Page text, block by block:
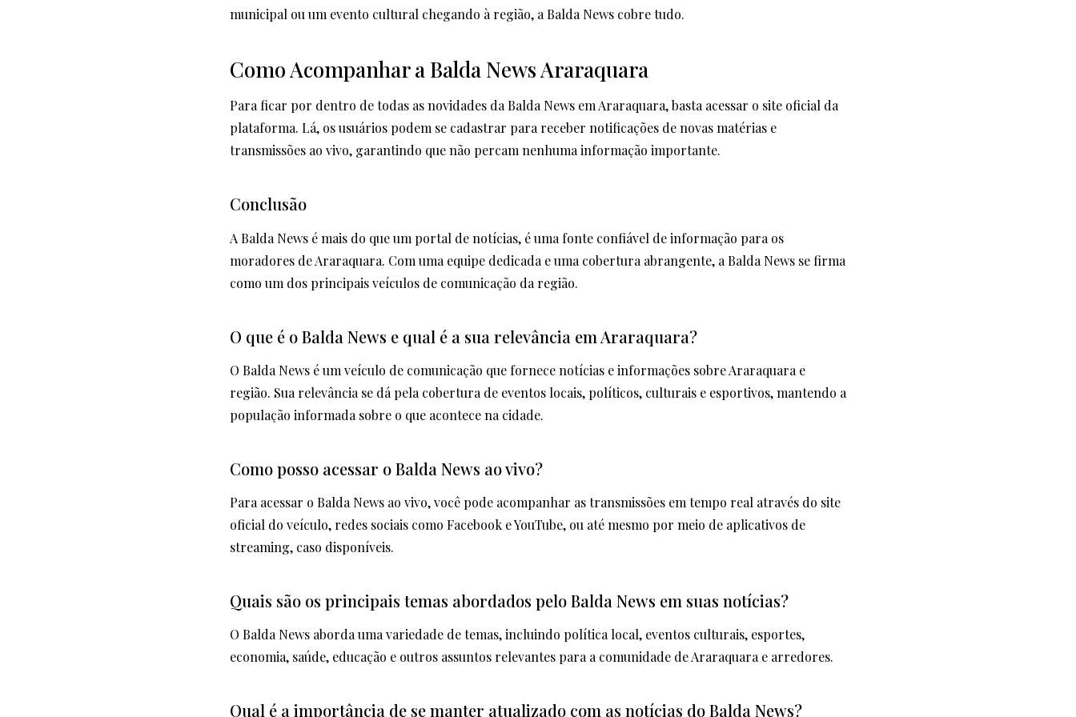
municipal ou um evento cultural chegando à região, a Balda News cobre tudo.
Como Acompanhar a Balda News Araraquara
Para ficar por dentro de todas as novidades da Balda News em Araraquara, basta acessar o site oficial da
plataforma. Lá, os usuários podem se cadastrar para receber notificações de novas matérias e
transmissões ao vivo, garantindo que não percam nenhuma informação importante.
Conclusão
A Balda News é mais do que um portal de notícias, é uma fonte confiável de informação para os
moradores de Araraquara. Com uma equipe dedicada e uma cobertura abrangente, a Balda News se firma
como um dos principais veículos de comunicação da região.
O que é o Balda News e qual é a sua relevância em Araraquara?
O Balda News é um veículo de comunicação que fornece notícias e informações sobre Araraquara e
região. Sua relevância se dá pela cobertura de eventos locais, políticos, culturais e esportivos, mantendo a
população informada sobre o que acontece na cidade.
Como posso acessar o Balda News ao vivo?
Para acessar o Balda News ao vivo, você pode acompanhar as transmissões em tempo real através do site
oficial do veículo, redes sociais como Facebook e YouTube, ou até mesmo por meio de aplicativos de
streaming, caso disponíveis.
Quais são os principais temas abordados pelo Balda News em suas notícias?
O Balda News aborda uma variedade de temas, incluindo política local, eventos culturais, esportes,
economia, saúde, educação e outros assuntos relevantes para a comunidade de Araraquara e arredores.
Qual é a importância de se manter atualizado com as notícias do Balda News?